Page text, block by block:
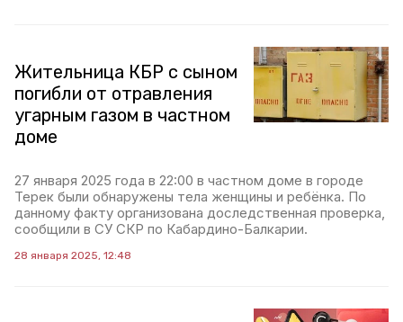
Жительница КБР с сыном
погибли от отравления
угарным газом в частном
доме
27 января 2025 года в 22:00 в частном доме в городе
Терек были обнаружены тела женщины и ребёнка. По
данному факту организована доследственная проверка,
сообщили в СУ СКР по Кабардино-Балкарии.
28 января 2025, 12:48